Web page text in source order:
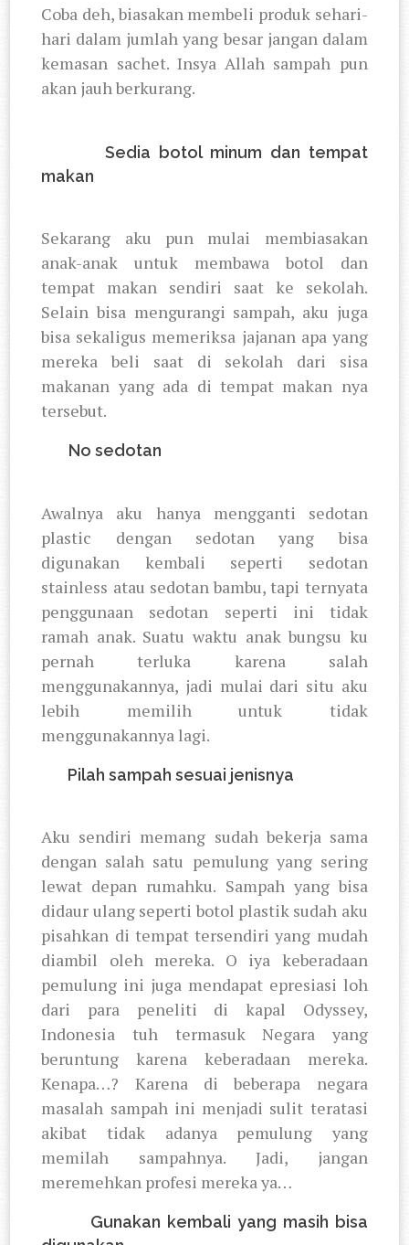
Coba deh, biasakan membeli produk sehari-
hari dalam jumlah yang besar jangan dalam
kemasan sachet. Insya Allah sampah pun
akan jauh berkurang.
Sedia botol minum dan tempat
makan
Sekarang aku pun mulai membiasakan
anak-anak untuk membawa botol dan
tempat makan sendiri saat ke sekolah.
Selain bisa mengurangi sampah, aku juga
bisa sekaligus memeriksa jajanan apa yang
mereka beli saat di sekolah dari sisa
makanan yang ada di tempat makan nya
tersebut.
No sedotan
Awalnya aku hanya mengganti sedotan
plastic dengan sedotan yang bisa
digunakan kembali seperti sedotan
stainless atau sedotan bambu, tapi ternyata
penggunaan sedotan seperti ini tidak
ramah anak. Suatu waktu anak bungsu ku
pernah terluka karena salah
menggunakannya, jadi mulai dari situ aku
lebih memilih untuk tidak
menggunakannya lagi.
Pilah sampah sesuai jenisnya
Aku sendiri memang sudah bekerja sama
dengan salah satu pemulung yang sering
lewat depan rumahku. Sampah yang bisa
didaur ulang seperti botol plastik sudah aku
pisahkan di tempat tersendiri yang mudah
diambil oleh mereka. O iya keberadaan
pemulung ini juga mendapat epresiasi loh
dari para peneliti di kapal Odyssey,
Indonesia tuh termasuk Negara yang
beruntung karena keberadaan mereka.
Kenapa…? Karena di beberapa negara
masalah sampah ini menjadi sulit teratasi
akibat tidak adanya pemulung yang
memilah sampahnya. Jadi, jangan
meremehkan profesi mereka ya…
Gunakan kembali yang masih bisa